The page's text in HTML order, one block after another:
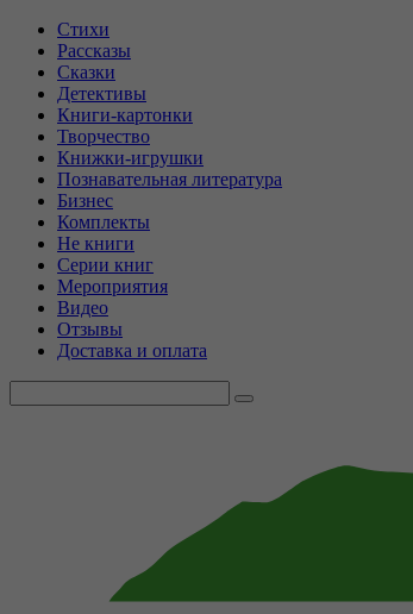
Стихи
Рассказы
Сказки
Детективы
Книги-картонки
Творчество
Книжки-игрушки
Познавательная литература
Бизнес
Комплекты
Не книги
Серии книг
Мероприятия
Видео
Отзывы
Доставка и оплата